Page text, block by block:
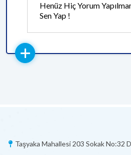
Henüz Hiç Yorum
Sen Yap !
Taşyaka Mahallesi 203 Sokak No:32